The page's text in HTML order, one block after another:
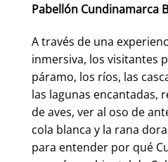
Pabellón Cundinamarca
A través de una
inmersiva, los visitantes
páramo, los ríos, las
las lagunas encantadas,
de aves, ver al oso de
cola blanca y la rana
para entender por qué